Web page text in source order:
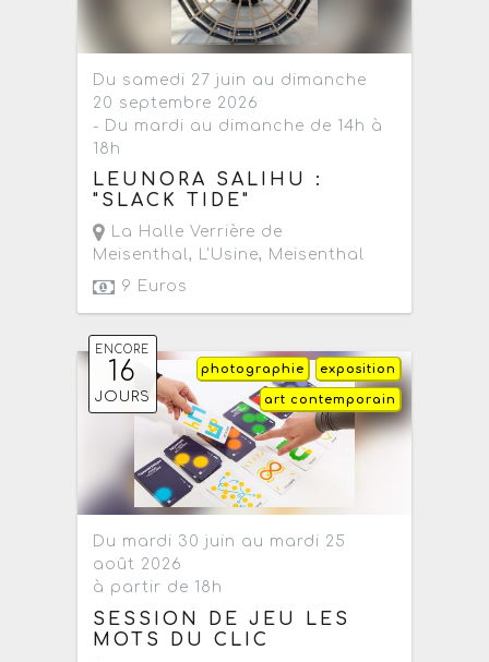
Du samedi 27 juin au dimanche
20 septembre 2026
- Du mardi au dimanche de 14h à
18h
LEUNORA SALIHU :
"SLACK TIDE"
La Halle Verrière de
Meisenthal, L'Usine, Meisenthal
9 Euros
ENCORE
16
JOURS
exposition
photographie
art contemporain
Du mardi 30 juin au mardi 25
août 2026
à partir de 18h
SESSION DE JEU LES
MOTS DU CLIC